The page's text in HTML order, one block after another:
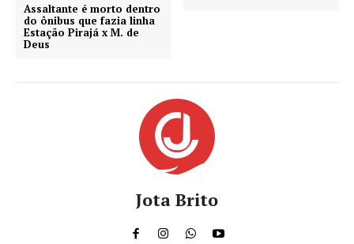
Assaltante é morto dentro
do ônibus que fazia linha
Estação Pirajá x M. de
Deus
Jota Brito